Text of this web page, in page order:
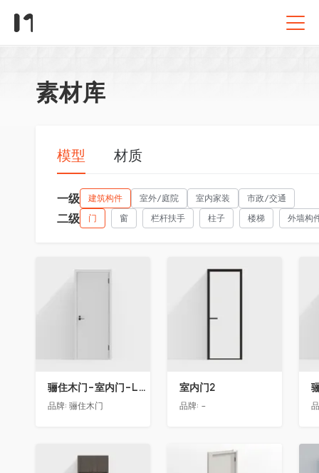
素材库
模型 材质
一级 建筑构件 室外/庭院 室内家装 市政/交通
二级 门 窗 栏杆扶手 柱子 楼梯 外墙构
收藏
骊住木门-室内门-LAA单开门-YY漆白色
品牌: 骊住木门
收藏
室内门2
品牌: -
收藏